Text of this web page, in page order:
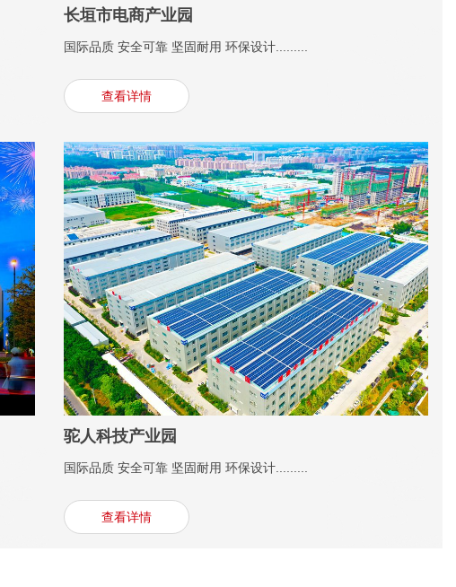
长垣市电商产业园
国际品质 安全可靠 坚固耐用 环保设计.........
查看详情
驼人科技产业园
国际品质 安全可靠 坚固耐用 环保设计.........
查看详情